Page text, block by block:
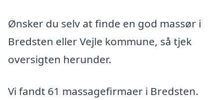
Ønsker du selv at finde en god massør i
Bredsten eller Vejle kommune, så tjek
oversigten herunder.
Vi fandt 61 massagefirmaer i Bredsten.